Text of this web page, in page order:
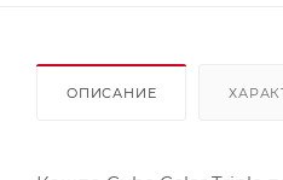
ОПИСАНИЕ